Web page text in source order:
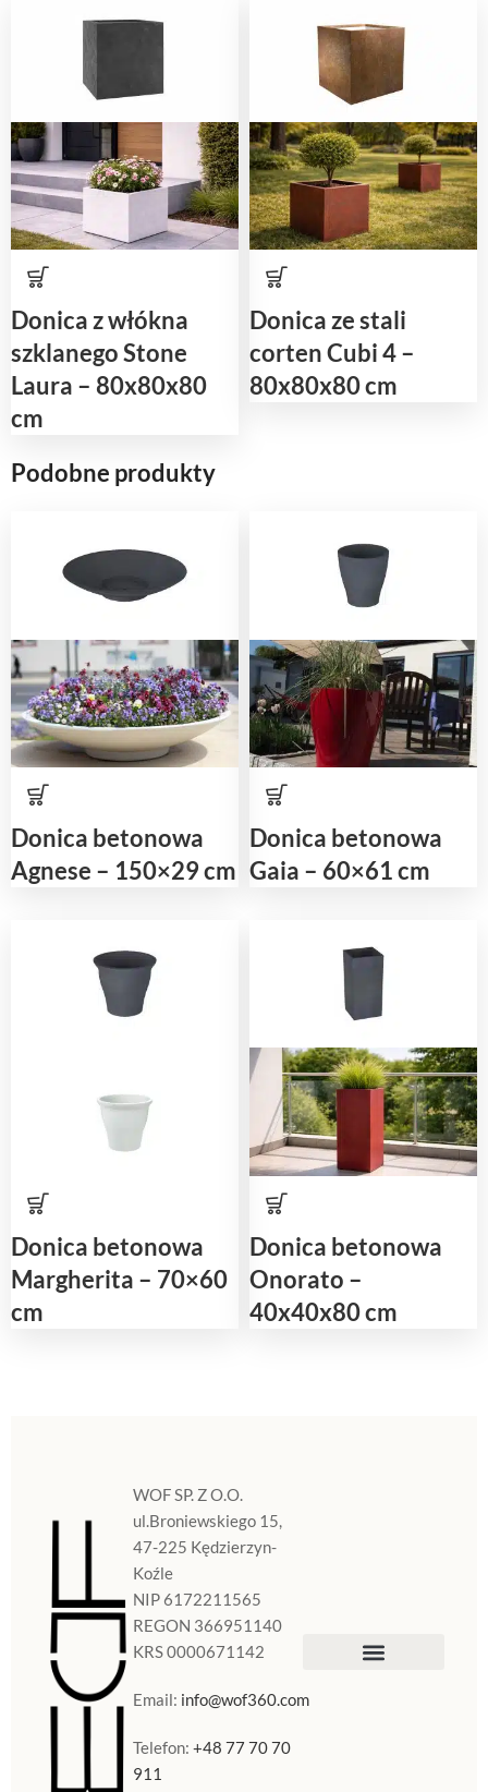
Donica z włókna
szklanego Stone
Laura – 80x80x80
cm
Donica ze stali
corten Cubi 4 –
80x80x80 cm
Podobne produkty
Donica betonowa
Agnese – 150×29 cm
Donica betonowa
Gaia – 60×61 cm
Donica betonowa
Margherita – 70×60
cm
Donica betonowa
Onorato –
40x40x80 cm
WOF SP. Z O.O.
ul.Broniewskiego 15,
47-225 Kędzierzyn-
Koźle
NIP 6172211565
REGON 366951140
KRS 0000671142
Email: info@wof360.com
Telefon:+48 77 70 70
911